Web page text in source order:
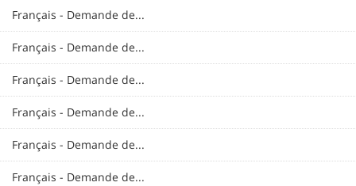
Français - Demande de...
Français - Demande de...
Français - Demande de...
Français - Demande de...
Français - Demande de...
Français - Demande de...